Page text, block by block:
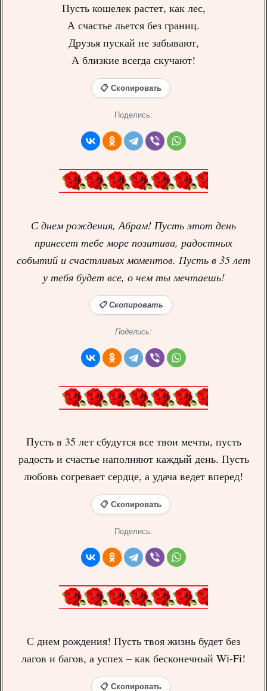
Пусть кошелек растет, как лес,
А счастье льется без границ.
Друзья пускай не забывают,
А близкие всегда скучают!
📋 Скопировать
Поделись:
С днем рождения, Абрам! Пусть этот день
принесет тебе море позитива, радостных
событий и счастливых моментов. Пусть в 35 лет
у тебя будет все, о чем ты мечтаешь!
📋 Скопировать
Поделись:
Пусть в 35 лет сбудутся все твои мечты, пусть
радость и счастье наполняют каждый день. Пусть
любовь согревает сердце, а удача ведет вперед!
📋 Скопировать
Поделись:
С днем рождения! Пусть твоя жизнь будет без
лагов и багов, а успех – как бесконечный Wi-Fi!
📋 Скопировать